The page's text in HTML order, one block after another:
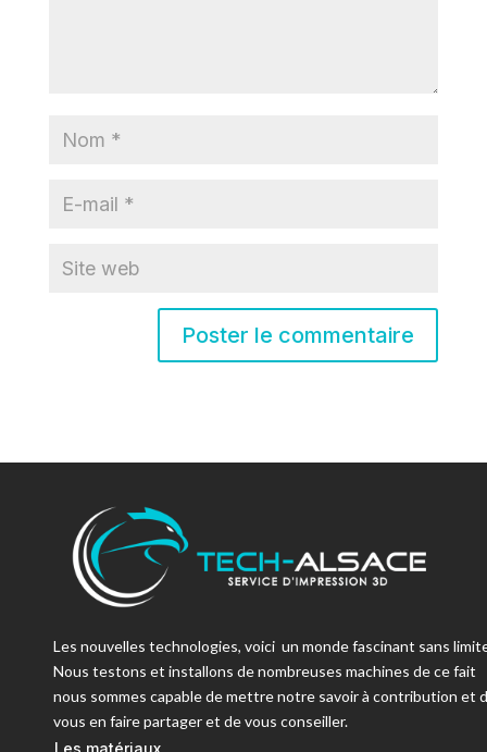
Les nouvelles technologies, voici un monde fascinant sans
Nous testons et installons de nombreuses machines de ce fait
nous sommes capable de mettre notre savoir à contribution et
vous en faire partager et de vous conseiller.
Les matériaux